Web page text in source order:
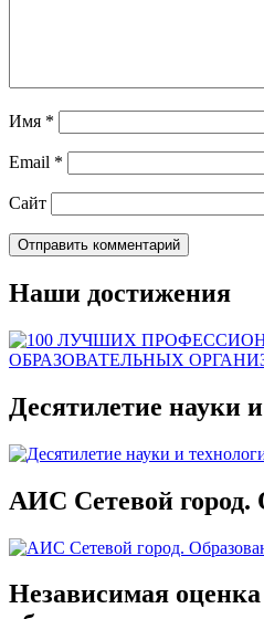
Имя *
Email *
Сайт
Наши достижения
Десятилетие науки
АИС Сетевой город.
Независимая оценка